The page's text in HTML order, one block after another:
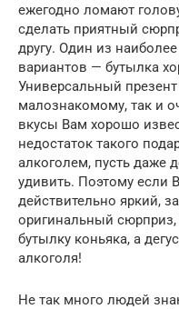
ежегодно ломают
сделать приятный
другу. Один из
вариантов — бутылка
Универсальный
малознакомому, так и
вкусы Вам хорошо
недостаток такого
алкоголем, пусть даже
удивить. Поэтому если
действительно яркий,
оригинальный сюрприз,
бутылку коньяка, а
алкоголя!
Не так много людей